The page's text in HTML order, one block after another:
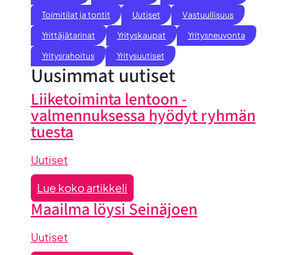
Toimitilat ja tontit
Uutiset
Vastuullisuus
Yrittäjätarinat
Yrityskaupat
Yritysneuvonta
Yritysrahoitus
Yritysuutiset
Uusimmat uutiset
Liiketoiminta lentoon -
valmennuksessa hyödyt ryhmän
tuesta
Uutiset
Lue koko artikkeli:
Liiketoiminta
lentoon
Maailma löysi Seinäjoen
Uutiset